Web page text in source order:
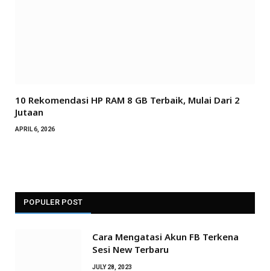
10 Rekomendasi HP RAM 8 GB Terbaik, Mulai Dari 2
Jutaan
APRIL 6, 2026
POPULER POST
Cara Mengatasi Akun FB Terkena
Sesi New Terbaru
JULY 28, 2023